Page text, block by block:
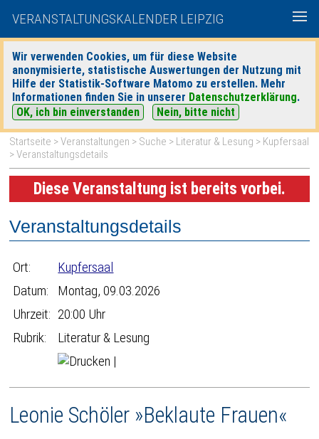
VERANSTALTUNGSKALENDER LEIPZIG
Wir verwenden Cookies, um für diese Website
anonymisierte, statistische Auswertungen der Nutzung mit
Hilfe der Statistik-Software Matomo zu erstellen. Mehr
Informationen finden Sie in unserer Datenschutzerklärung.
OK, ich bin einverstanden
Nein, bitte nicht
heute|morgen| Detaillierte Suche
Startseite >Veranstaltungen > Suche > Literatur & Lesung > Kupfersaal
> Veranstaltungsdetails
Diese Veranstaltung ist bereits vorbei.
Veranstaltungsdetails
Ort:
Kupfersaal
Datum:
Montag, 09.03.2026
Uhrzeit: 20:00 Uhr
Rubrik:
Literatur & Lesung
|
Leonie Schöler »Beklaute Frauen«